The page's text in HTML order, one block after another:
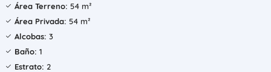
Área Terreno: 54 m²
Área Privada: 54 m²
Alcobas: 3
Baño: 1
Estrato: 2